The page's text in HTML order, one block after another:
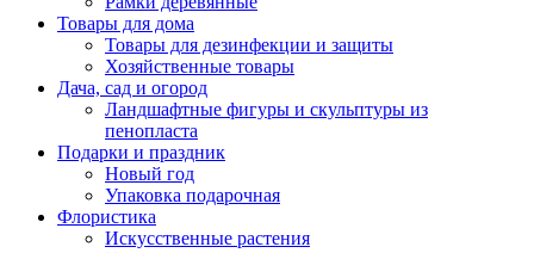
Товары для дома
Товары для дезинфекции и защиты
Хозяйственные товары
Дача, сад и огород
Ландшафтные фигуры и скульптуры из
пенопласта
Подарки и праздник
Новый год
Упаковка подарочная
Флористика
Искусственные растения